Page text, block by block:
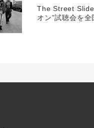
The Street
オン”試聴会を